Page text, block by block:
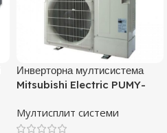
Инверторна мултисистема
Mitsubishi Electric PUMY-
Мултисплит системи